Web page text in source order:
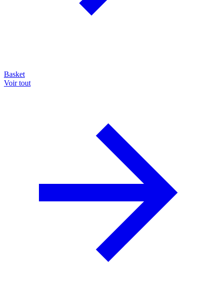
Basket
Voir tout